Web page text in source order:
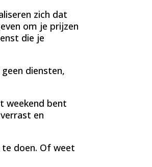
zich dat
om je prijzen
die je
diensten,
weekend bent
en
doen. Of weet